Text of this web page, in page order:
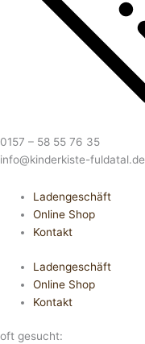
0157 – 58 55 76 35
info@kinderkiste-fuldatal.de
Ladengeschäft
Online Shop
Kontakt
Ladengeschäft
Online Shop
Kontakt
oft gesucht: